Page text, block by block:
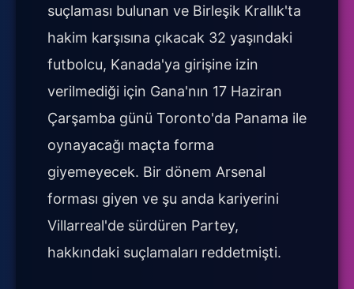
suçlaması bulunan ve Birleşik Krallık'ta
hakim karşısına çıkacak 32 yaşındaki
futbolcu, Kanada'ya girişine izin
verilmediği için Gana'nın 17 Haziran
Çarşamba günü Toronto'da Panama ile
oynayacağı maçta forma
giyemeyecek. Bir dönem Arsenal
forması giyen ve şu anda kariyerini
Villarreal'de sürdüren Partey,
hakkındaki suçlamaları reddetmişti.